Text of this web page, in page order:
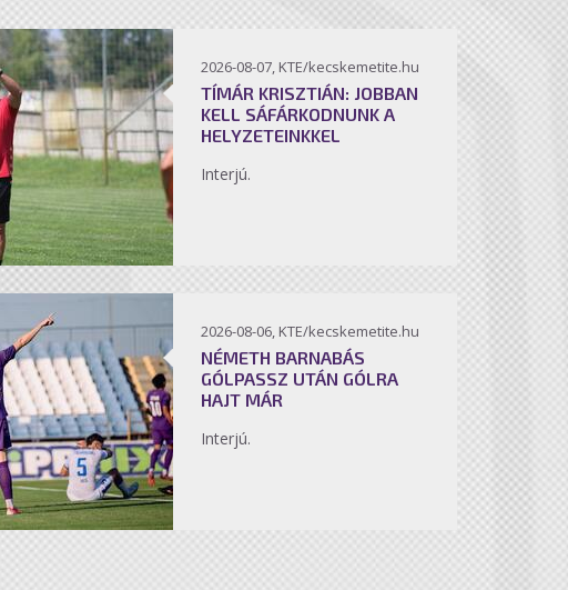
2026-08-07, KTE/kecskemetite.hu
TÍMÁR KRISZTIÁN: JOBBAN
KELL SÁFÁRKODNUNK A
HELYZETEINKKEL
Interjú.
2026-08-06, KTE/kecskemetite.hu
NÉMETH BARNABÁS
GÓLPASSZ UTÁN GÓLRA
HAJT MÁR
Interjú.